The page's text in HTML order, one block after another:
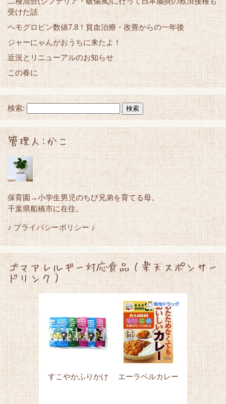
受けた話
ヘモグロビン数値7.8！貧血治療・改善からの一年後
ジャーにゃんがおうちに来たよ！
近況とリニューアルのお知らせ
この春に
検索:
管理人:かこ
保育園→小学生男児のちび兄弟を育てる母。
千葉県船橋市に在住。
♪ プライバシーポリシー ♪
ゴマアレルギー対応食品（楽天スポンサー
ドリンク）
すこやかふりかけ エーラベルカレー